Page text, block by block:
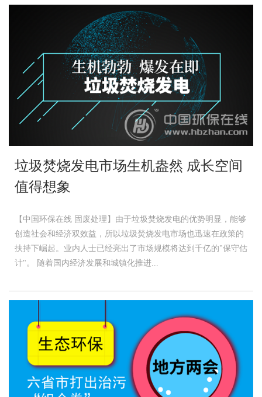
垃圾焚烧发电市场生机盎然 成长空间
值得想象
【中国环保在线 固废处理】由于垃圾焚烧发电的优势明显，能够
创造社会和经济双效益，所以垃圾焚烧发电市场也迅速在政策的
扶持下崛起。业内人士已经亮出了市场规模将达到千亿的"保守估
计"。 随着国内经济发展和城镇化推进...